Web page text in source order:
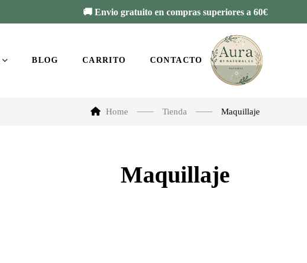
🚚 Envio gratuito en compras superiores a 60€
BLOG CARRITO CONTACTO
Home Tienda Maquillaje
Maquillaje